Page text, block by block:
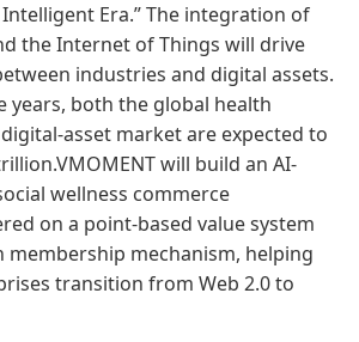
Era.” The integration of
the Internet of Things will drive
industries and digital assets.
years, both the global health
asset market are expected to
will build an AI-
wellness commerce
on a point-based value system
membership mechanism, helping
transition from Web 2.0 to